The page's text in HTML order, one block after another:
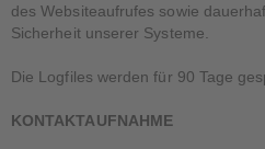
des Websiteaufrufes sowie
Sicherheit unserer Systeme.
Die Logfiles werden für 90 Tage
KONTAKTAUFNAHME